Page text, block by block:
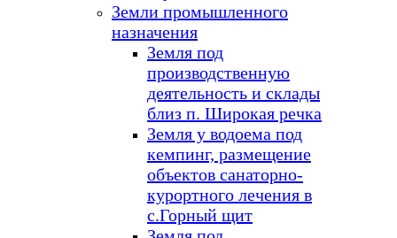
Земли промышленного
назначения
Земля под
производственную
деятельность и склады
близ п. Широкая речка
Земля у водоема под
кемпинг, размещение
объектов санаторно-
курортного лечения в
с.Горный щит